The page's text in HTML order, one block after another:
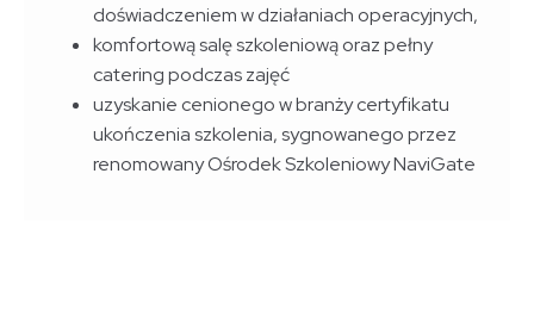
doświadczeniem w działaniach operacyjnych,
komfortową salę szkoleniową oraz pełny
catering podczas zajęć
uzyskanie cenionego w branży certyfikatu
ukończenia szkolenia, sygnowanego przez
renomowany Ośrodek Szkoleniowy NaviGate